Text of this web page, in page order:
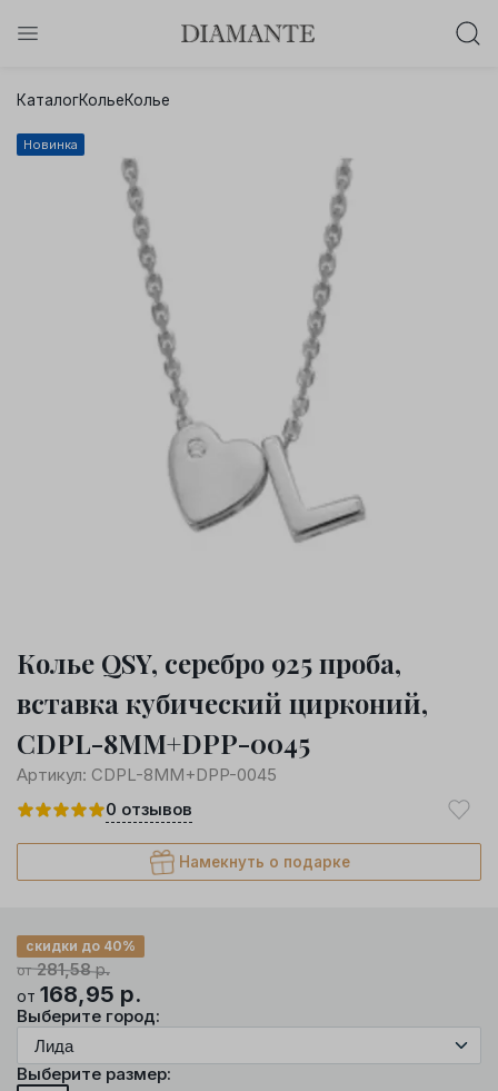
КаталогКольеКолье
Новинка
Колье QSY, серебро 925 проба,
вставка кубический цирконий,
CDPL-8MM+DPP-0045
Артикул: CDPL-8MM+DPP-0045
0 отзывов
Намекнуть о подарке
от281,58р.
скидки до 40%
от 168,95 р.
Выберите город:
Выберите размер: